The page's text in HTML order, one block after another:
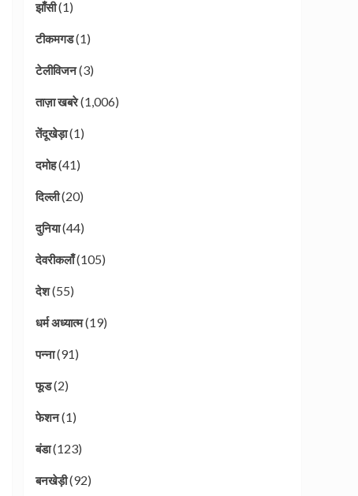
झाँसी(1)
टीकमगड(1)
टेलीविजन(3)
ताज़ा खबरे(1,006)
तेंदूखेड़ा(1)
दमोह(41)
दिल्ली(20)
दुनिया(44)
देवरीकलाँ(105)
देश(55)
धर्म अध्यात्म(19)
पन्ना(91)
फूड(2)
फेशन(1)
बंडा(123)
बनखेड़ी(92)